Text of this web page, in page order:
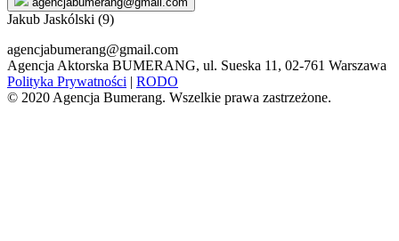
Jakub Jaskólski (9)
agencjabumerang@gmail.com
Agencja Aktorska BUMERANG, ul. Sueska 11, 02-761 Warszawa
Polityka Prywatności | RODO
© 2020 Agencja Bumerang. Wszelkie prawa zastrzeżone.